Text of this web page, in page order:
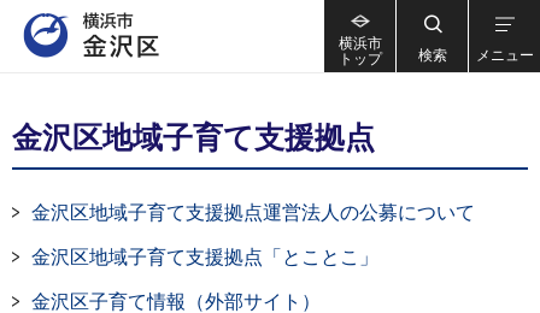
横浜市
トップ
検索 メニュー
金沢区地域子育て支援拠点
金沢区地域子育て支援拠点運営法人の公募について
金沢区地域子育て支援拠点「とことこ」
金沢区子育て情報（外部サイト）